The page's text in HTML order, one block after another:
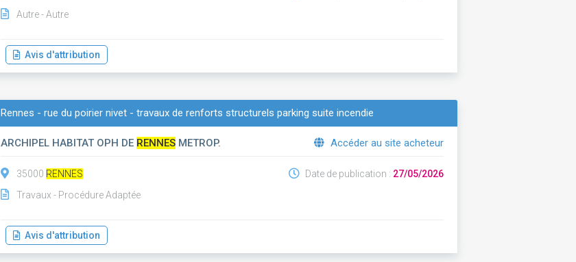
Autre - Autre
Avis d'attribution
Rennes - rue du poirier nivet - travaux de renforts structurels parking suite incendie
ARCHIPEL HABITAT OPH DE RENNES METROP. Accéder au site acheteur
35000 RENNES
Travaux - Procédure Adaptée
Date de publication : 27/05/2026
Avis d'attribution